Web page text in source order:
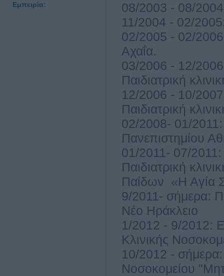
Εμπειρία:
08/2003 - 08/
11/2004 - 02/
02/2005 - 02/
Αχαΐα.
03/2006 - 12/
Παιδιατρική
12/2006 - 10/
Παιδιατρική
02/2008- 01/2011:
Πανεπιστημίου
01/2011- 07/2011:
Παιδιατρική
Παίδων «Η Αγία
9/2011- σήμερα:
Νέο Ηράκλειο
1/2012 - 9/2012:
Κλινικής
10/2012 - σήμερα:
Νοσοκομείου